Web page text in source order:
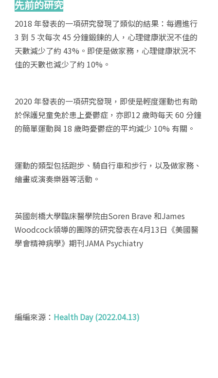
先前的研究
2018 年發表的一項研究發現了類似的結果：每週進行
3 到 5 次每次 45 分鐘鍛鍊的人，心理健康狀況不佳的
天數減少了約 43%。即使是做家務，心理健康狀況不
佳的天數也減少了約 10%。
2020 年發表的一項研究發現，即使是輕度運動也有助
於保護兒童免於患上憂鬱症，亦即12 歲時每天 60 分鐘
的簡單運動與 18 歲時憂鬱症的平均減少 10% 有關。
運動的類型包括跑步、騎自行車和步行，以及做家務、
繪畫或演奏樂器等活動。
英國劍橋大學臨床醫學院由Soren Brave 和James
Woodcock領導的團隊的研究發表在4月13日《美國醫
學會精神病學》期刊JAMA Psychiatry
編編來源： Health Day (2022.04.13)